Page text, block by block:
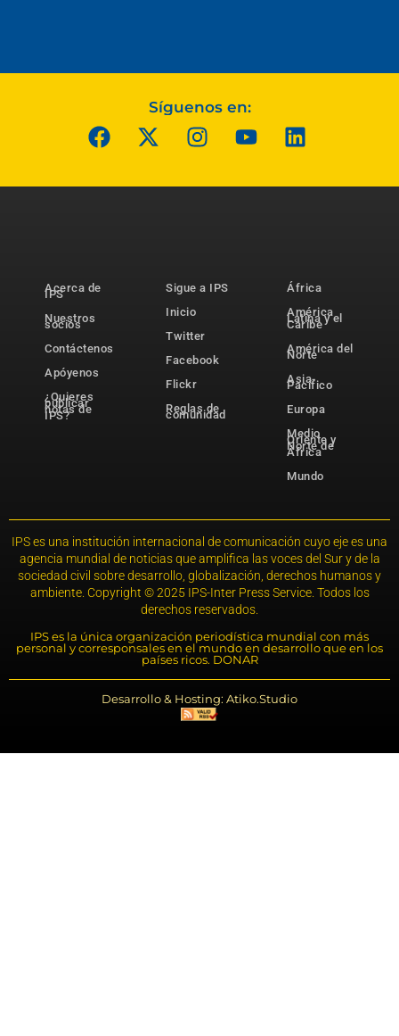
Síguenos en:
Acerca de
IPS
Nuestros
socios
Contáctenos
Apóyenos
¿Quieres
publicar
notas de
IPS?
Sigue a IPS
Inicio
Twitter
Facebook
Flickr
Reglas de
comunidad
África
América
Latina y el
Caribe
América del
Norte
Asia-
Pacífico
Europa
Medio
Oriente y
Norte de
África
Mundo
IPS es una institución internacional de comunicación cuyo eje es una
agencia mundial de noticias que amplifica las voces del Sur y de la
sociedad civil sobre desarrollo, globalización, derechos humanos y
ambiente. Copyright © 2025 IPS-Inter Press Service. Todos los
derechos reservados.
IPS es la única organización periodística mundial con más
personal y corresponsales en el mundo en desarrollo que en los
países ricos. DONAR
Desarrollo & Hosting: Atiko.Studio